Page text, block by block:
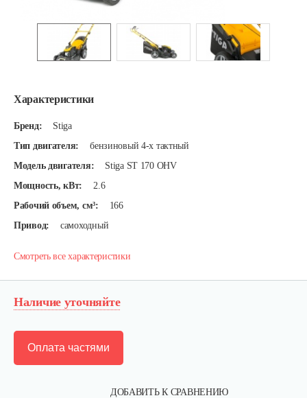
Характеристики
Бренд:
Stiga
Тип двигателя:
бензиновый 4-х тактный
Модель двигателя:
Stiga ST 170 OHV
Мощность, кВт:
2.6
Рабочий объем, см³:
166
Привод:
самоходный
Смотреть все характеристики
Наличие уточняйте
ДОБАВИТЬ К СРАВНЕНИЮ
Оплата частями